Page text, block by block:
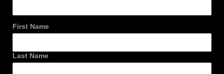
First Name
Last Name